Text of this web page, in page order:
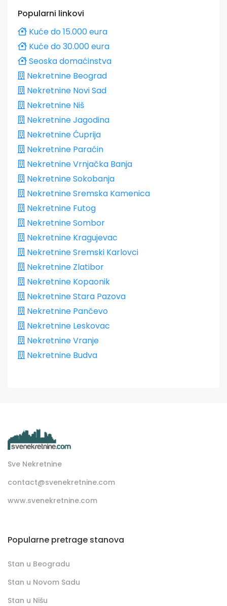
Popularni linkovi
Kuće do 15.000 eura
Kuće do 30.000 eura
Seoska domaćinstva
Nekretnine Beograd
Nekretnine Novi Sad
Nekretnine Niš
Nekretnine Jagodina
Nekretnine Ćuprija
Nekretnine Paraćin
Nekretnine Vrnjačka Banja
Nekretnine Sokobanja
Nekretnine Sremska Kamenica
Nekretnine Futog
Nekretnine Sombor
Nekretnine Kragujevac
Nekretnine Sremski Karlovci
Nekretnine Zlatibor
Nekretnine Kopaonik
Nekretnine Stara Pazova
Nekretnine Pančevo
Nekretnine Leskovac
Nekretnine Vranje
Nekretnine Budva
Sve Nekretnine
contact@svenekretnine.com
www.svenekretnine.com
Popularne pretrage stanova
Stan u Beogradu
Stan u Novom Sadu
Stan u Nišu